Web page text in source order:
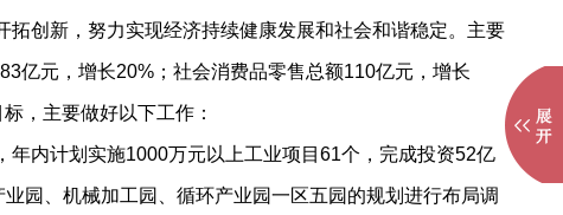
创新，努力实现经济持续健康发展和社会和谐稳定。主要
亿元，增长20%；社会消费品零售总额110亿元，增长
，主要做好以下工作：
内计划实施1000万元以上工业项目61个，完成投资52亿
园、机械加工园、循环产业园一区五园的规划进行布局调